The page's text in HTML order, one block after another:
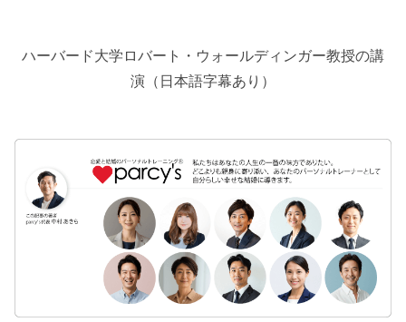
ハーバード大学ロバート・ウォールディンガー教授の講
演（日本語字幕あり）